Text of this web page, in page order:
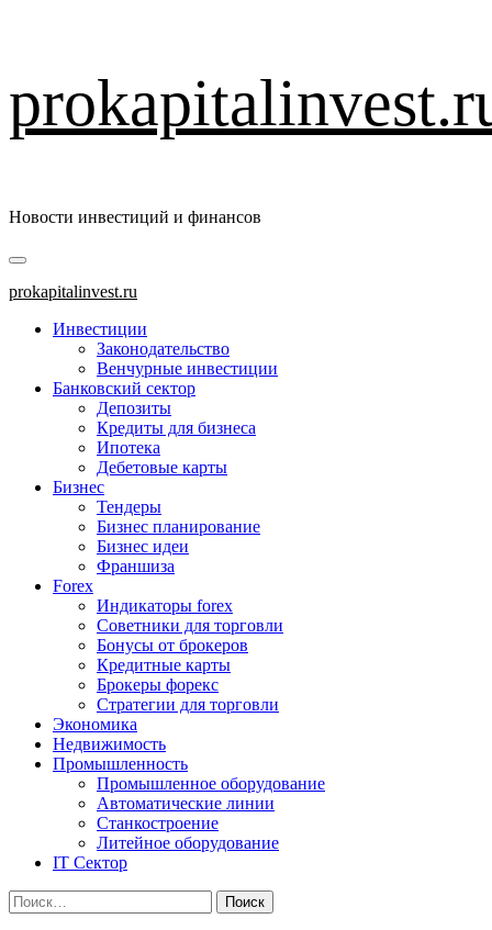
к
содержимому
Новости инвестиций и финансов
Основное
меню
prokapitalinvest.ru
Инвестиции
Законодательство
Венчурные инвестиции
Банковский сектор
Депозиты
Кредиты для бизнеса
Ипотека
Дебетовые карты
Бизнес
Тендеры
Бизнес планирование
Бизнес идеи
Франшиза
Forex
Индикаторы forex
Советники для торговли
Бонусы от брокеров
Кредитные карты
Брокеры форекс
Стратегии для торговли
Экономика
Недвижимость
Промышленность
Промышленное оборудование
Автоматические линии
Станкостроение
Литейное оборудование
IT Сектор
Найти: